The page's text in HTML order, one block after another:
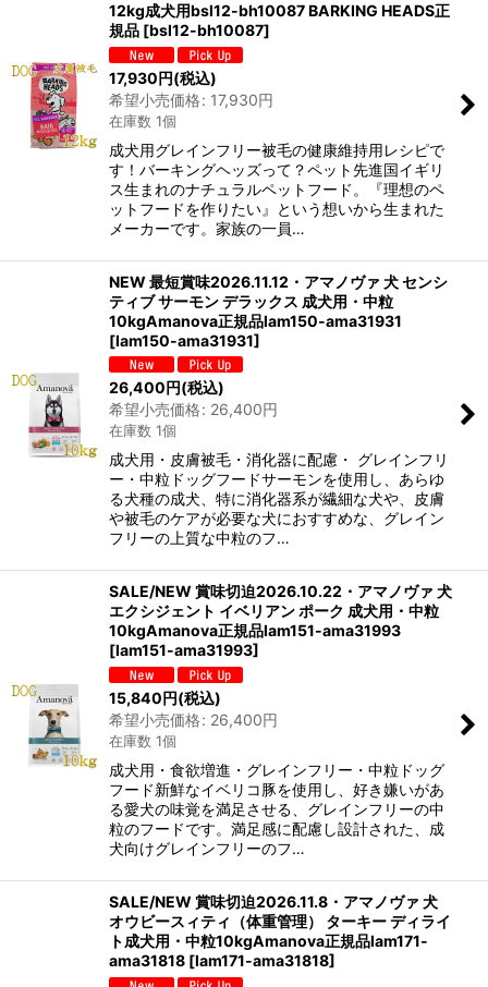
12kg成犬用bsl12-bh10087 BARKING HEADS正
規品 [bsl12-bh10087]
17,930円(税込)
希望小売価格: 17,930円
在庫数 1個
成犬用グレインフリー被毛の健康維持用レシピで
す！バーキングヘッズって？ペット先進国イギリ
ス生まれのナチュラルペットフード。『理想のペ
ットフードを作りたい』という想いから生まれた
メーカーです。家族の一員…
NEW 最短賞味2026.11.12・アマノヴァ 犬 センシ
ティブ サーモン デラックス 成犬用・中粒
10kgAmanova正規品lam150-ama31931
[lam150-ama31931]
26,400円(税込)
希望小売価格: 26,400円
在庫数 1個
成犬用・皮膚被毛・消化器に配慮・ グレインフリ
ー・中粒ドッグフードサーモンを使用し、あらゆ
る犬種の成犬、特に消化器系が繊細な犬や、皮膚
や被毛のケアが必要な犬におすすめな、グレイン
フリーの上質な中粒のフ…
SALE/NEW 賞味切迫2026.10.22・アマノヴァ 犬
エクシジェント イベリアン ポーク 成犬用・中粒
10kgAmanova正規品lam151-ama31993
[lam151-ama31993]
15,840円(税込)
希望小売価格: 26,400円
在庫数 1個
成犬用・食欲増進・グレインフリー・中粒ドッグ
フード新鮮なイベリコ豚を使用し、好き嫌いがあ
る愛犬の味覚を満足させる、グレインフリーの中
粒のフードです。満足感に配慮し設計された、成
犬向けグレインフリーのフ…
SALE/NEW 賞味切迫2026.11.8・アマノヴァ 犬
オウビースィティ（体重管理） ターキー ディライ
ト成犬用・中粒10kgAmanova正規品lam171-
ama31818 [lam171-ama31818]